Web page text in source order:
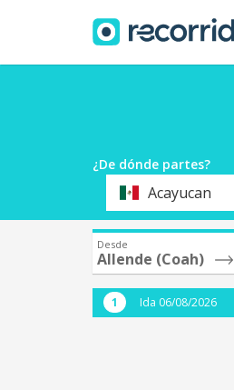
¿De dónde partes?
OrigenAcayucan
Desde
Allende (Coah)
Ida 06/08/2026